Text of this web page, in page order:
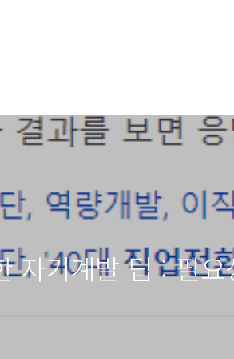
자기계발 팁 : 필